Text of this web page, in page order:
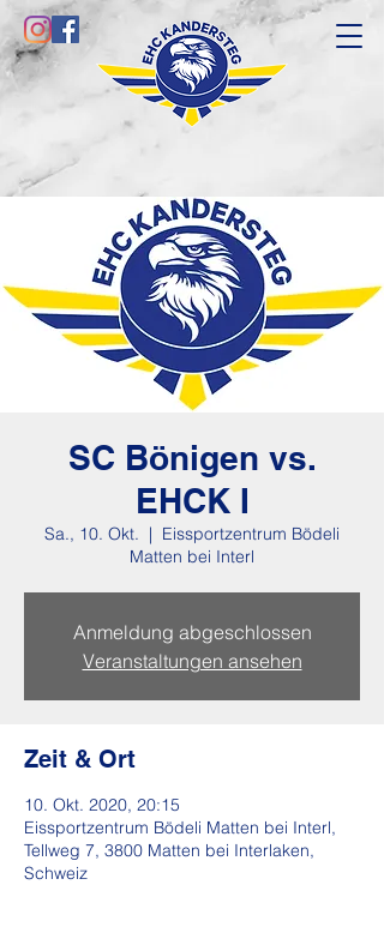
SC Bönigen vs.
EHCK I
Sa., 10. Okt.
  |
Eissportzentrum Bödeli
Matten bei Interl
Anmeldung abgeschlossen
Veranstaltungen ansehen
Zeit & Ort
10. Okt. 2020, 20:15
Eissportzentrum Bödeli Matten bei Interl,
Tellweg 7, 3800 Matten bei Interlaken,
Schweiz